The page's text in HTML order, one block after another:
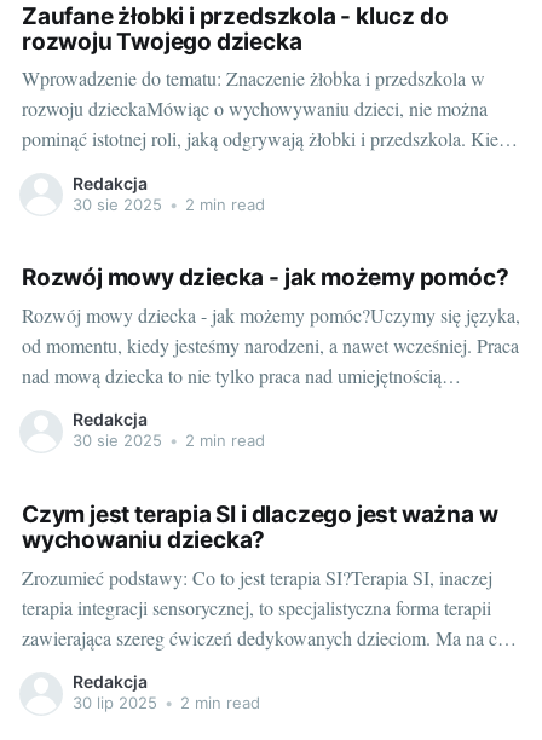
Zaufane żłobki i przedszkola - klucz do
rozwoju Twojego dziecka
Wprowadzenie do tematu: Znaczenie żłobka i przedszkola w
rozwoju dzieckaMówiąc o wychowywaniu dzieci, nie można
pominąć istotnej roli, jaką odgrywają żłobki i przedszkola. Kiedy
maluchy zaczynają uczęszczać do przedszkola lub żłobka, na
horyzoncie otwiera się przed nimi całe morze nowych
Redakcja
30 sie 2025 • 2 min read
Rozwój mowy dziecka - jak możemy pomóc?
Rozwój mowy dziecka - jak możemy pomóc?Uczymy się języka,
od momentu, kiedy jesteśmy narodzeni, a nawet wcześniej. Praca
nad mową dziecka to nie tylko praca nad umiejętnością
mówienia, ale także nad umiejętnością zrozumienia, co jest
mówione. W tym artykule skupimy się na tym, jak możemy
Redakcja
30 sie 2025 • 2 min read
Czym jest terapia SI i dlaczego jest ważna w
wychowaniu dziecka?
Zrozumieć podstawy: Co to jest terapia SI?Terapia SI, inaczej
terapia integracji sensorycznej, to specjalistyczna forma terapii
zawierająca szereg ćwiczeń dedykowanych dzieciom. Ma na celu
poprawę procesów przetwarzania bodźców sensorycznych
poprzez stymulację poszczególnych zmysłów dziecka. Integracja
Redakcja
30 lip 2025 • 2 min read